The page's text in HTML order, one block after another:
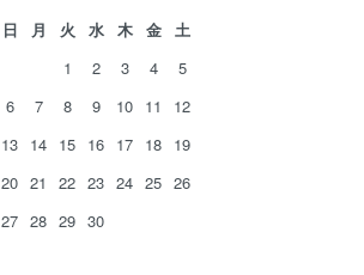
日 月 火 水 木 金
土
1
2 3 4
5
6
7 8 9 10 11
12
13 14 15 16 17 18 19
20 21 22 23 24 25 26
27 28 29 30